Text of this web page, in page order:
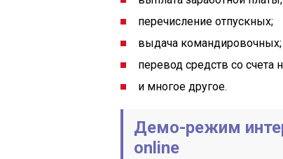
перечисление отпускных;
выдача командировочных;
перевод средств со счета
и многое другое.
Демо-режим
online